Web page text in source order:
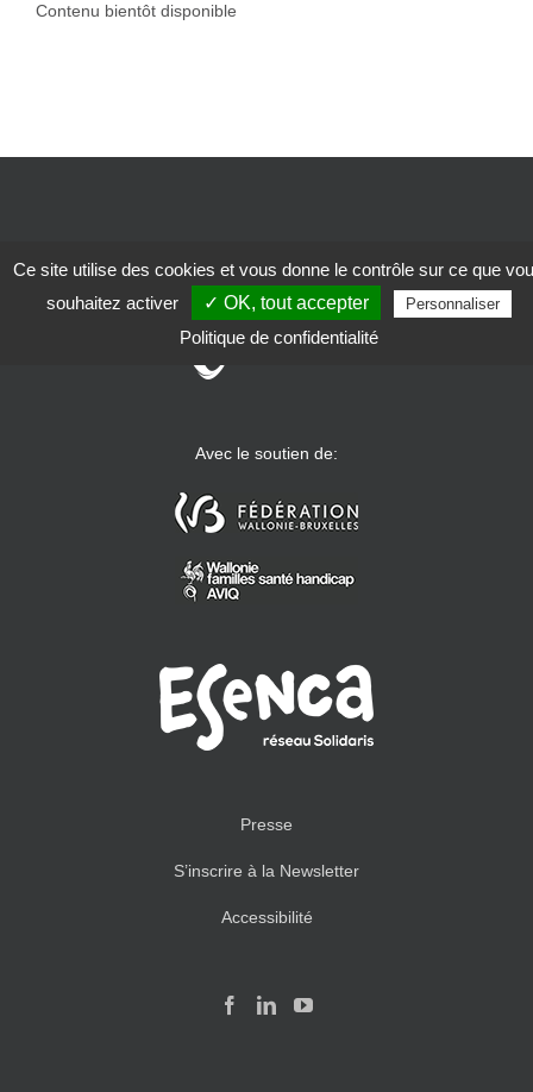
Contenu bientôt disponible
Avec le soutien de:
Presse
S’inscrire à la Newsletter
Accessibilité
Ce site utilise des cookies et vous donne le contrôle sur ce que
souhaitez activer
✓ OK, tout accepter Personnaliser
Politique de confidentialité